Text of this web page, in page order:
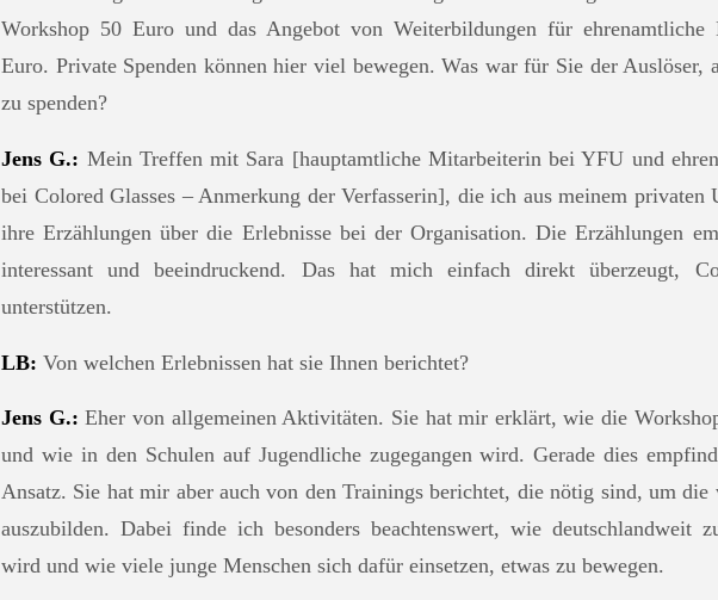
Workshop 50 Euro und das Angebot von Weiterbildungen für ehrenamtliche
Euro. Private Spenden können hier viel bewegen. Was war für Sie der Auslöser,
zu spenden?
Jens G.: Mein Treffen mit Sara [hauptamtliche Mitarbeiterin bei YFU und
bei Colored Glasses – Anmerkung der Verfasserin], die ich aus meinem privaten
ihre Erzählungen über die Erlebnisse bei der Organisation. Die Erzählungen
interessant und beeindruckend. Das hat mich einfach direkt überzeugt,
unterstützen.
LB: Von welchen Erlebnissen hat sie Ihnen berichtet?
Jens G.: Eher von allgemeinen Aktivitäten. Sie hat mir erklärt, wie die
und wie in den Schulen auf Jugendliche zugegangen wird. Gerade dies
Ansatz. Sie hat mir aber auch von den Trainings berichtet, die nötig sind, um
auszubilden. Dabei finde ich besonders beachtenswert, wie deutschlandweit
wird und wie viele junge Menschen sich dafür einsetzen, etwas zu bewegen.